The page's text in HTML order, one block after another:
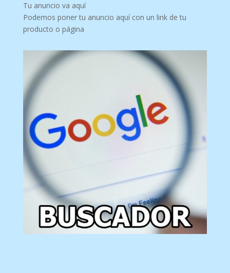
Tu anuncio va aquí
Podemos poner tu anuncio aquí con un link de tu
producto o página